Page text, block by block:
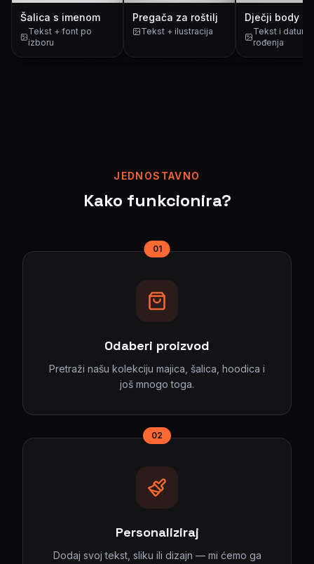
Šalica s imenom
Tekst + font po
izboru
Pregača za roštilj
Tekst + ilustracija
Dječji body
Tekst i datum
rođenja
JEDNOSTAVNO
Kako funkcionira?
01
Odaberi proizvod
Pretraži našu kolekciju majica, šalica, hoodica i
još mnogo toga.
02
Personaliziraj
Dodaj svoj tekst, sliku ili dizajn — mi ćemo ga